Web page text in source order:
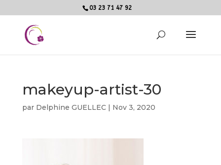
03 23 71 47 92
makeyup-artist-30
par Delphine GUELLEC| Nov 3, 2020